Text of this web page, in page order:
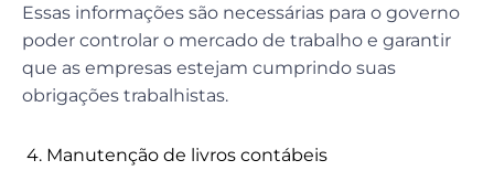
Essas informações são necessárias para o governo
poder controlar o mercado de trabalho e garantir
que as empresas estejam cumprindo suas
obrigações trabalhistas.
4. Manutenção de livros contábeis